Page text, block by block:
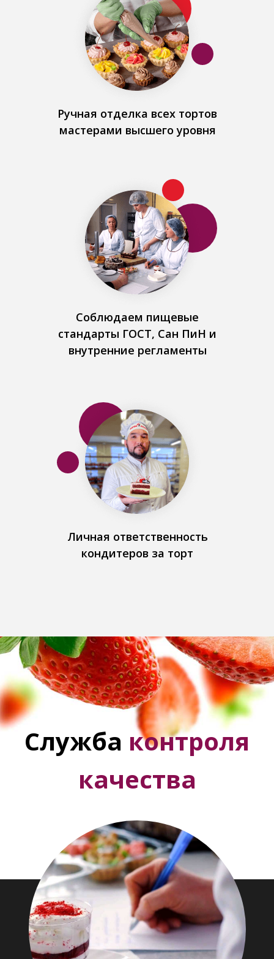
Ручная отделка всех тортов
мастерами высшего уровня
Соблюдаем пищевые
стандарты ГОСТ, Сан ПиН и
внутренние регламенты
Личная ответственность
кондитеров за торт
Служба контроля
качества